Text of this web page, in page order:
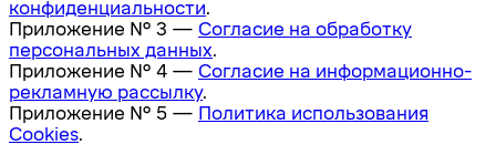
конфиденциальности.
Приложение № 3 — Согласие на обработку
персональных данных.
Приложение № 4 — Согласие на информационно-
рекламную рассылку.
Приложение № 5 — Политика использования
Cookies.